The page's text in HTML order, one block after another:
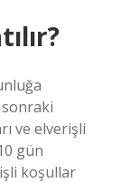
sonraki
ve elverişli
gün
koşullar